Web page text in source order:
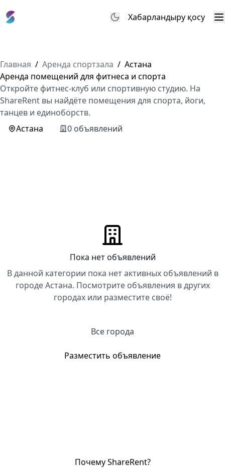
Хабарландыру қосу
Главная / Аренда спортзала / Астана
Аренда помещений для фитнеса и спорта
Откройте фитнес-клуб или спортивную студию. На
ShareRent вы найдёте помещения для спорта, йоги,
танцев и единоборств.
Астана
0 объявлений
Пока нет объявлений
В данной категории пока нет активных объявлений в
городе Астана. Посмотрите объявления в других
городах или разместите своё!
Все города
Разместить объявление
Почему ShareRent?